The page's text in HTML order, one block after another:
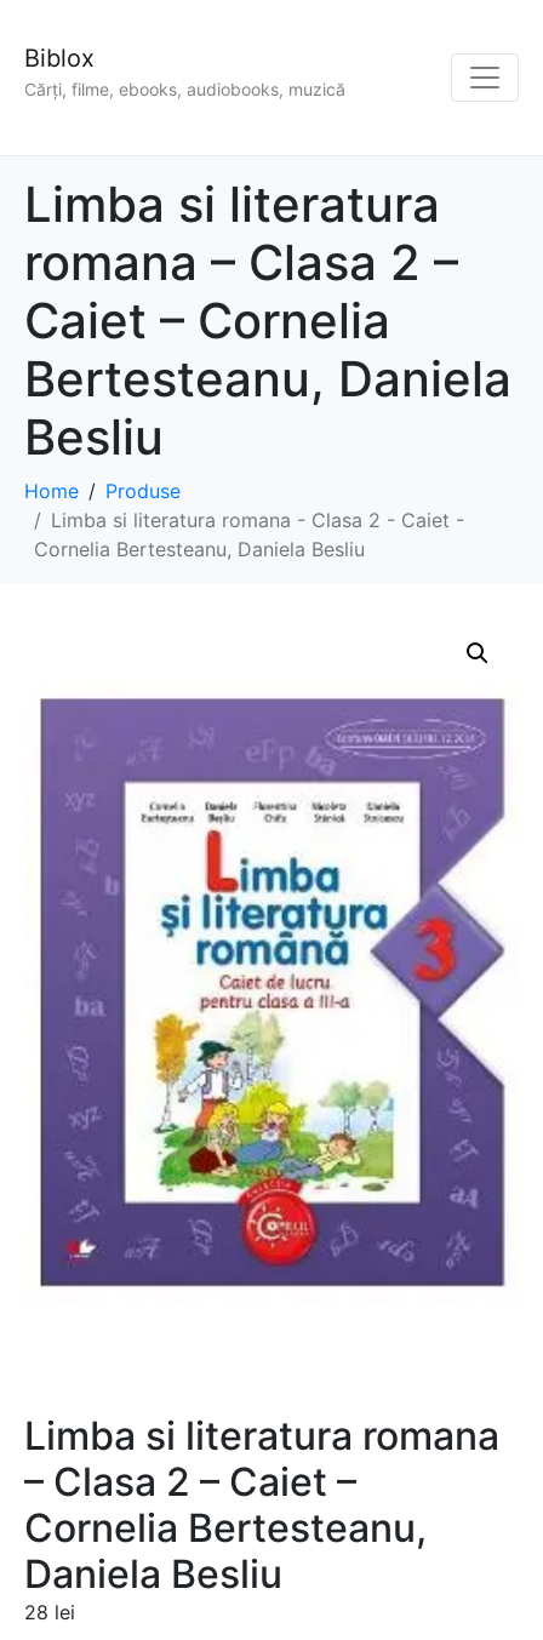
Biblox
Cărți, filme, ebooks, audiobooks, muzică
Limba si literatura
romana – Clasa 2 –
Caiet – Cornelia
Bertesteanu, Daniela
Besliu
Home
Produse
Limba si literatura romana - Clasa 2 - Caiet -
Cornelia Bertesteanu, Daniela Besliu
Limba si literatura romana
– Clasa 2 – Caiet –
Cornelia Bertesteanu,
Daniela Besliu
28 lei